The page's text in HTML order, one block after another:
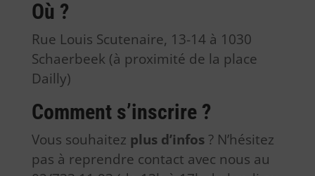
Où ?
Rue Louis Scutenaire, 13-14 à 1030
Schaerbeek (à proximité de la place
Dailly)
Comment s’inscrire ?
Vous souhaitez plus d’infos? N’hésitez
pas à reprendre contact avec nous au